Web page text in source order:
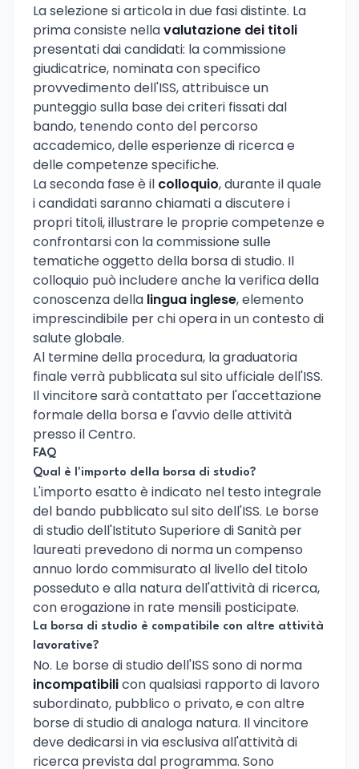
La selezione si articola in due fasi distinte. La
prima consiste nellavalutazione dei titoli
presentati dai candidati: la commissione
giudicatrice, nominata con specifico
provvedimento dell'ISS, attribuisce un
punteggio sulla base dei criteri fissati dal
bando, tenendo conto del percorso
accademico, delle esperienze di ricerca e
delle competenze specifiche.
La seconda fase è il colloquio, durante il quale
i candidati saranno chiamati a discutere i
propri titoli, illustrare le proprie competenze e
confrontarsi con la commissione sulle
tematiche oggetto della borsa di studio. Il
colloquio può includere anche la verifica della
conoscenza della lingua inglese, elemento
imprescindibile per chi opera in un contesto di
salute globale.
Al termine della procedura, la graduatoria
finale verrà pubblicata sul sito ufficiale dell'ISS.
Il vincitore sarà contattato per l'accettazione
formale della borsa e l'avvio delle attività
presso il Centro.
FAQ
Qual è l'importo della borsa di studio?
L'importo esatto è indicato nel testo integrale
del bando pubblicato sul sito dell'ISS. Le borse
di studio dell'Istituto Superiore di Sanità per
laureati prevedono di norma un compenso
annuo lordo commisurato al livello del titolo
posseduto e alla natura dell'attività di ricerca,
con erogazione in rate mensili posticipate.
La borsa di studio è compatibile con altre attività
lavorative?
No. Le borse di studio dell'ISS sono di norma
incompatibilicon qualsiasi rapporto di lavoro
subordinato, pubblico o privato, e con altre
borse di studio di analoga natura. Il vincitore
deve dedicarsi in via esclusiva all'attività di
ricerca prevista dal programma. Sono